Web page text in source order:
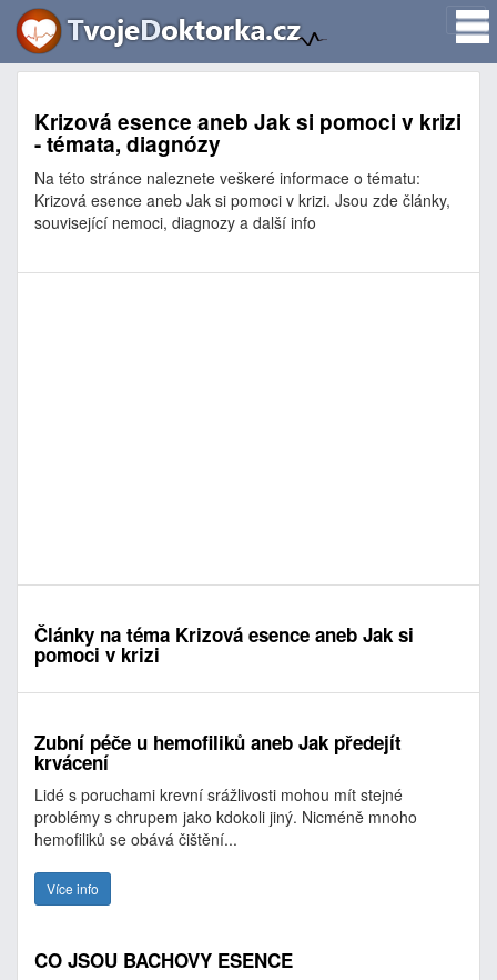
Krizová esence aneb Jak si pomoci v krizi
- témata, diagnózy
Na této stránce naleznete veškeré informace o tématu:
Krizová esence aneb Jak si pomoci v krizi. Jsou zde články,
související nemoci, diagnozy a další info
Články na téma Krizová esence aneb Jak si
pomoci v krizi
Zubní péče u hemofiliků aneb Jak předejít
krvácení
Lidé s poruchami krevní srážlivosti mohou mít stejné
problémy s chrupem jako kdokoli jiný. Nicméně mnoho
hemofiliků se obává čištění...
Více info
CO JSOU BACHOVY ESENCE